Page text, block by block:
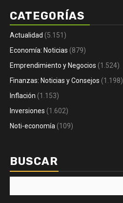
CATEGORÍAS
Actualidad (5.151)
Economía: Noticias (879)
Emprendimiento y Negocios (1.524)
Finanzas: Noticias y Consejos (1.198)
Inflación (1.153)
Inversiones (1.602)
Noti-economía (109)
BUSCAR